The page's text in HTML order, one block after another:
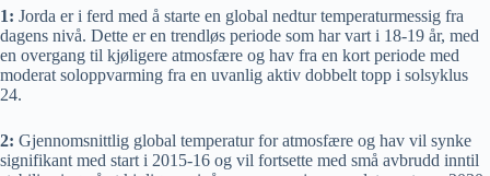
1: Jorda er i ferd med å starte en global nedtur temperaturmessig fra
dagens nivå. Dette er en trendløs periode som har vart i 18-19 år, med
en overgang til kjøligere atmosfære og hav fra en kort periode med
moderat soloppvarming fra en uvanlig aktiv dobbelt topp i solsyklus
24.
2: Gjennomsnittlig global temperatur for atmosfære og hav vil synke
signifikant med start i 2015-16 og vil fortsette med små avbrudd inntil